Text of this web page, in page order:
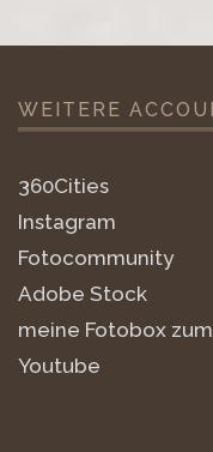
WEITERE
360Cities
Instagram
Fotocommunity
Adobe Stock
meine Fotobox
Youtube